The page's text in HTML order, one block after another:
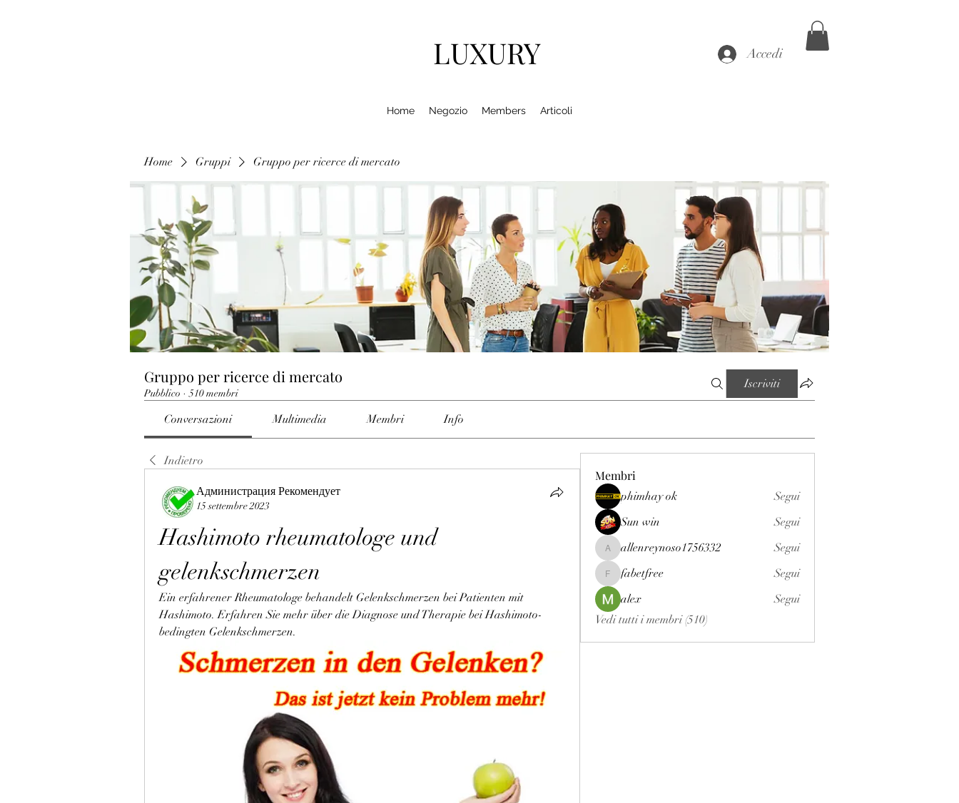
LUXURY Accedi
Home Negozio Members Articoli
Home Gruppi Gruppo per ricerce di mercato
Gruppo per ricerce di mercato
Pubblico · 510 membri
Iscriviti
Conversazioni Multimedia Membri Info
Indietro
Администрация Рекомендует
15 settembre 2023
Hashimoto rheumatologe und
gelenkschmerzen
Ein erfahrener Rheumatologe behandelt Gelenkschmerzen bei Patienten mit
Hashimoto. Erfahren Sie mehr über die Diagnose und Therapie bei Hashimoto-
bedingten Gelenkschmerzen.
Membri
phimhay ok
Segui
Sun win
Segui
allenreynoso1756332
allenreynoso1756332 Segui
fabetfree
fabetfree
Segui
alex
Segui
Vedi tutti i membri (510)